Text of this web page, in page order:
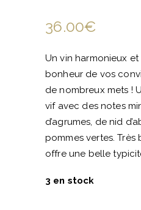
36.00€
Un vin harmonieux
bonheur de vos
de nombreux mets !
vif avec des notes
d’agrumes, de nid
pommes vertes. Très
offre une belle
3 en stock